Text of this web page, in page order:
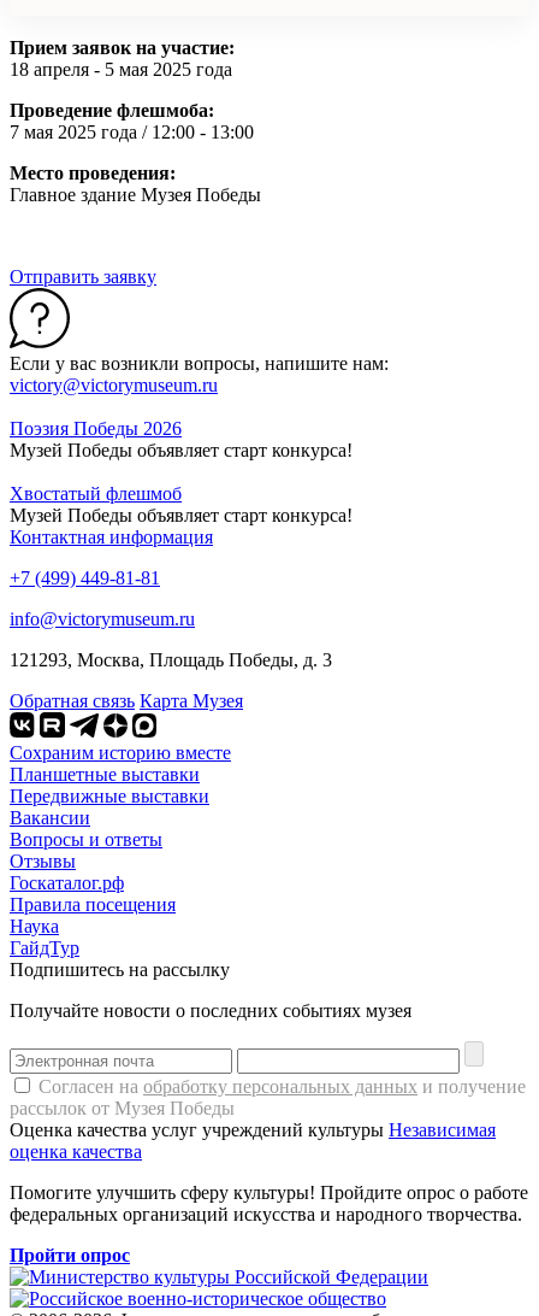
Прием заявок на участие:
18 апреля - 5 мая 2025 года
Проведение флешмоба:
7 мая 2025 года / 12:00 - 13:00
Место проведения:
Главное здание Музея Победы
Отправить заявку
Если у вас возникли вопросы, напишите нам:
victory@victorymuseum.ru
Поэзия Победы 2026
Музей Победы объявляет старт конкурса!
Хвостатый флешмоб
Музей Победы объявляет старт конкурса!
Контактная информация
+7 (499) 449-81-81
info@victorymuseum.ru
121293, Москва, Площадь Победы, д. 3
Обратная связь Карта Музея
Сохраним историю вместе
Планшетные выставки
Передвижные выставки
Вакансии
Вопросы и ответы
Отзывы
Госкаталог.рф
Правила посещения
Наука
ГайдТур
Подпишитесь на рассылку
Получайте новости о последних событиях музея
Согласен на обработку персональных данных и получение
рассылок от Музея Победы
Оценка качества услуг учреждений культуры Независимая
оценка качества
Помогите улучшить сферу культуры! Пройдите опрос о работе
федеральных организаций искусства и народного творчества.
Пройти опрос